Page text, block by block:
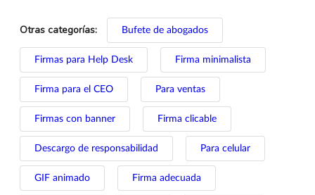
Otras categorías: Bufete de abogados
Firmas para Help Desk Firma minimalista
Firma para el CEO Para ventas
Firmas con banner Firma clicable
Descargo de responsabilidad Para celular
GIF animado Firma adecuada